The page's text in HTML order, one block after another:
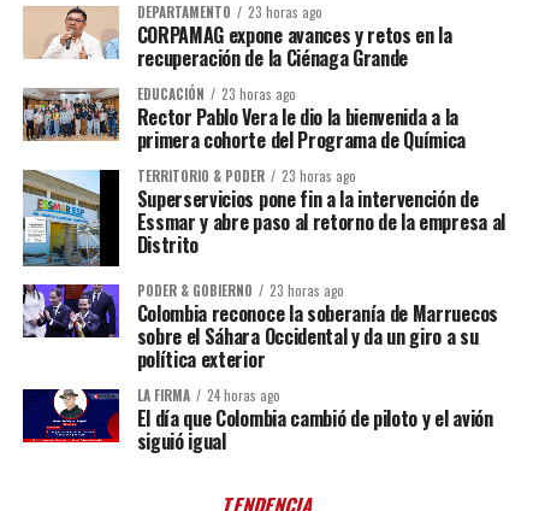
DEPARTAMENTO 23 horas ago
CORPAMAG expone avances y retos en la
recuperación de la Ciénaga Grande
EDUCACIÓN 23 horas ago
Rector Pablo Vera le dio la bienvenida a la
primera cohorte del Programa de Química
TERRITORIO & PODER 23 horas ago
Superservicios pone fin a la intervención de
Essmar y abre paso al retorno de la empresa al
Distrito
PODER & GOBIERNO 23 horas ago
Colombia reconoce la soberanía de Marruecos
sobre el Sáhara Occidental y da un giro a su
política exterior
LA FIRMA 24 horas ago
El día que Colombia cambió de piloto y el avión
siguió igual
TENDENCIA